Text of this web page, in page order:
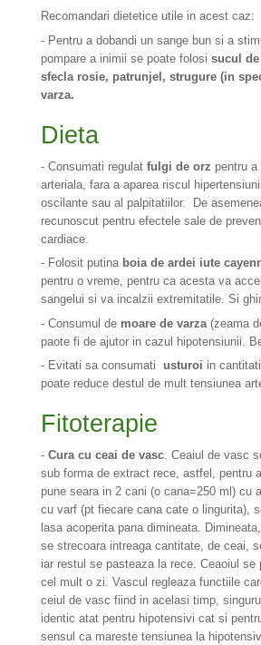
Recomandari dietetice utile in acest caz:
- Pentru a dobandi un sange bun si a
pompare a inimii se poate folosi sucul
sfecla rosie, patrunjel, strugure (in
varza.
Dieta
- Consumati regulat fulgi de orz pentru
arteriala, fara a aparea riscul
oscilante sau al palpitatiilor. De
recunoscut pentru efectele sale de
cardiace.
- Folosit putina boia de ardei iute
pentru o vreme, pentru ca acesta va
sangelui si va incalzii extremitatile. Si
- Consumul de moare de varza (zeama
paote fi de ajutor in cazul hipotensiunii.
- Evitati sa consumati usturoi in
poate reduce destul de mult tensiunea
Fitoterapie
- Cura cu ceai de vasc. Ceaiul de vasc
sub forma de extract rece, astfel, pentru
pune seara in 2 cani (o cana=250 ml) cu
cu varf (pt fiecare cana cate o lingurita),
lasa acoperita pana dimineata.
se strecoara intreaga cantitate, de ceai,
iar restul se pasteaza la rece. Ceaoiul se
cel mult o zi. Vascul regleaza functiile
ceiul de vasc fiind in acelasi timp,
identic atat pentru hipotensivi cat si
sensul ca mareste tensiunea la